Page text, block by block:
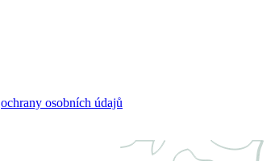
ochrany osobních údajů